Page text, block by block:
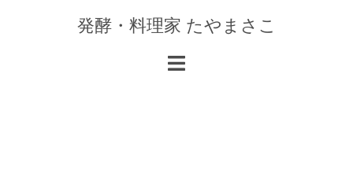
発酵・料理家 たやまさこ